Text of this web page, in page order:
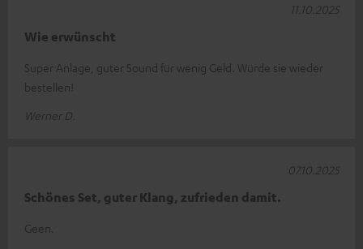
Wie erwünscht
Super Anlage, guter Sound für wenig Geld. Würde sie wieder
bestellen!
Werner D.
11.10.2025
Schönes Set, guter Klang, zufrieden damit.
Geen.
07.10.2025